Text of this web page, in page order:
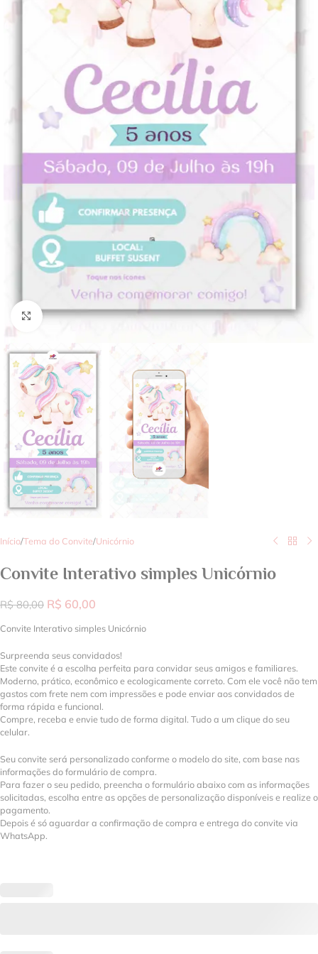
Clique para ampliar
Início/Tema do Convite/Unicórnio
Convite Interativo simples Unicórnio
R$80,00 R$ 60,00
Convite Interativo simples Unicórnio
Surpreenda seus convidados!
Este convite é a escolha perfeita para convidar seus amigos e familiares.
Moderno, prático, econômico e ecologicamente correto. Com ele você não tem
gastos com frete nem com impressões e pode enviar aos convidados de
forma rápida e funcional.
Compre, receba e envie tudo de forma digital. Tudo a um clique do seu
celular.
Seu convite será personalizado conforme o modelo do site, com base nas
informações do formulário de compra.
Para fazer o seu pedido, preencha o formulário abaixo com as informações
solicitadas, escolha entre as opções de personalização disponíveis e realize o
pagamento.
Depois é só aguardar a confirmação de compra e entrega do convite via
WhatsApp.